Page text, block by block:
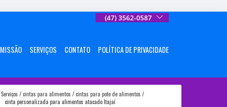
(47) 3562-0587
MISSÃO SERVIÇOS CONTATO POLÍTICA DE PRIVACIDADE
Serviços cintas para alimentos
cintas para pote de alimentos
cinta personalizada para alimentos atacado Itajaí